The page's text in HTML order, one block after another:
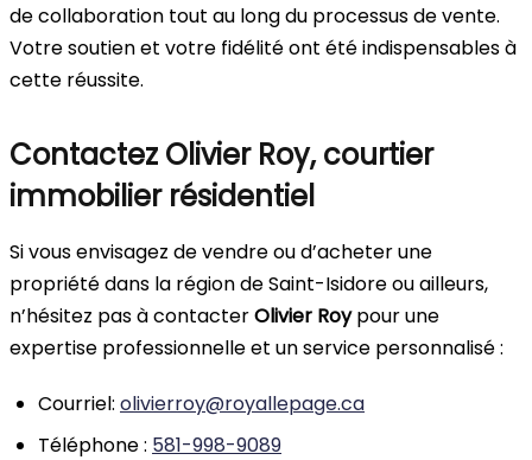
de collaboration tout au long du processus de vente.
Votre soutien et votre fidélité ont été indispensables à
cette réussite.
Contactez Olivier Roy, courtier
immobilier résidentiel
Si vous envisagez de vendre ou d’acheter une
propriété dans la région de Saint-Isidore ou ailleurs,
n’hésitez pas à contacterOlivier Roypour une
expertise professionnelle et un service personnalisé :
Courriel: olivierroy@royallepage.ca
Téléphone : 581-998-9089